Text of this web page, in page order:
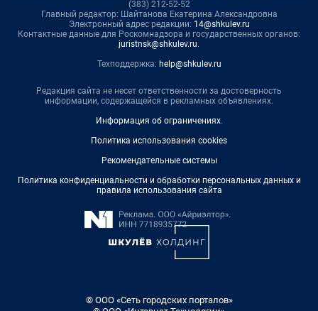
(383) 212-52-52
Главный редактор: Шайтанова Екатерина Александровна
Электронный адрес редакции: 14@shkulev.ru
Контактные данные для Роскомнадзора и государственных органов:
juristnsk@shkulev.ru.
Техподдержка: help@shkulev.ru
Редакция сайта не несет ответственности за достоверность
информации, содержащейся в рекламных объявлениях.
Информация об ограничениях.
Политика использования cookies
Рекомендательные системы
Политика конфиденциальности и обработки персональных данных и
правила использования сайта
© ООО «Сеть городских порталов»